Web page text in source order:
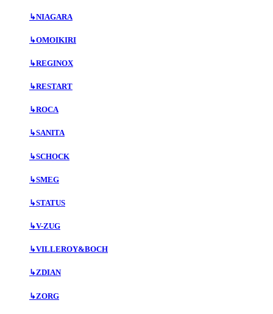
↳NIAGARA
↳OMOIKIRI
↳REGINOX
↳RESTART
↳ROCA
↳SANITA
↳SCHOCK
↳SMEG
↳STATUS
↳V-ZUG
↳VILLEROY&BOCH
↳ZDIAN
↳ZORG